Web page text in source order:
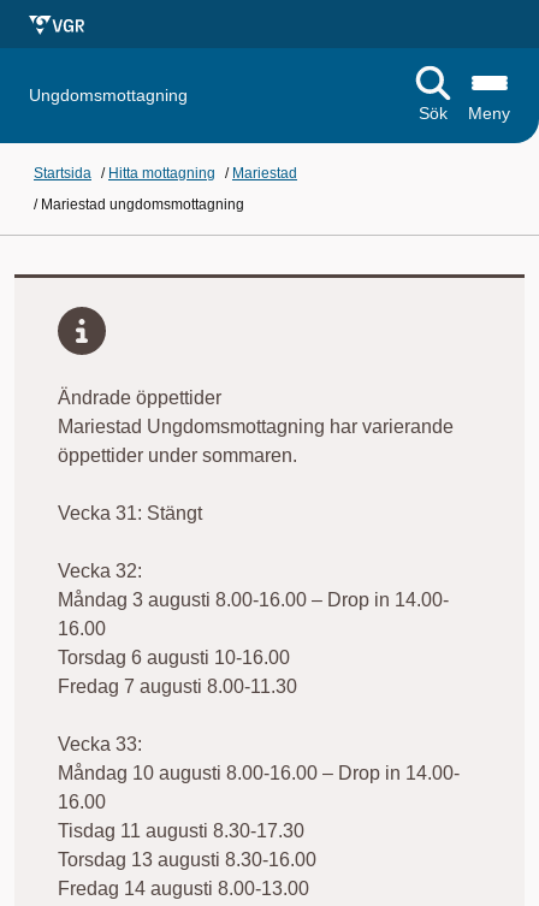
Ungdomsmottagning
Sök
Meny
Startsida / Hitta mottagning / Mariestad
/ Mariestad ungdomsmottagning
Ändrade öppettider
Mariestad Ungdomsmottagning har varierande
öppettider under sommaren.
Vecka 31: Stängt
Vecka 32:
Måndag 3 augusti 8.00-16.00 – Drop in 14.00-
16.00
Torsdag 6 augusti 10-16.00
Fredag 7 augusti 8.00-11.30
Vecka 33:
Måndag 10 augusti 8.00-16.00 – Drop in 14.00-
16.00
Tisdag 11 augusti 8.30-17.30
Torsdag 13 augusti 8.30-16.00
Fredag 14 augusti 8.00-13.00